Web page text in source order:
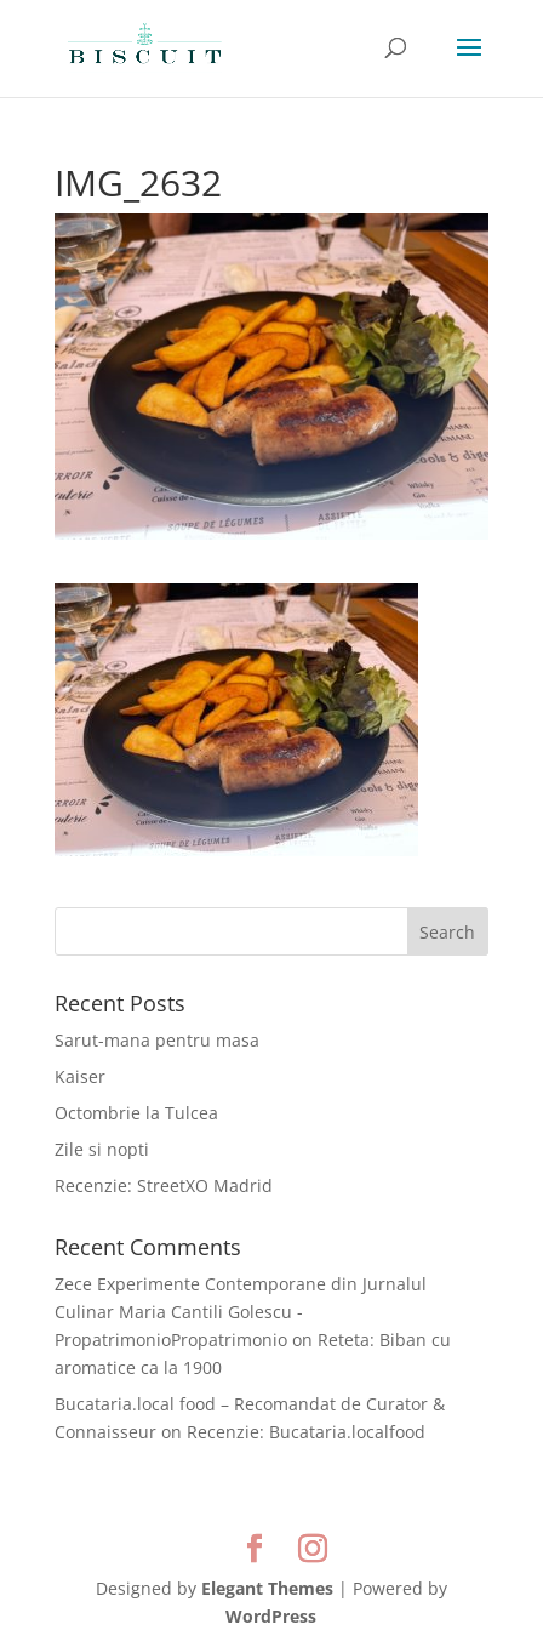
IMG_2632
Recent Posts
Sarut-mana pentru masa
Kaiser
Octombrie la Tulcea
Zile si nopti
Recenzie: StreetXO Madrid
Recent Comments
Zece Experimente Contemporane din Jurnalul
Culinar Maria Cantili Golescu -
PropatrimonioPropatrimonioon Reteta: Biban cu
aromatice ca la 1900
Bucataria.local food – Recomandat de Curator &
Connaisseuron Recenzie: Bucataria.localfood
Designed by Elegant Themes| Powered by
WordPress